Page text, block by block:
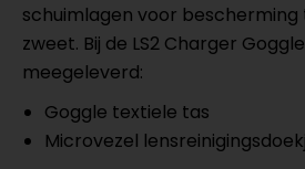
schuimlagen voor
zweet. Bij de LS2 Charger
meegeleverd:
Goggle textiele tas
Microvezel